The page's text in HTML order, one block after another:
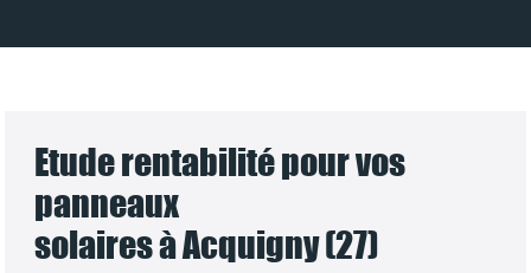
Etude rentabilité pour vos
panneaux
solaires à Acquigny (27)